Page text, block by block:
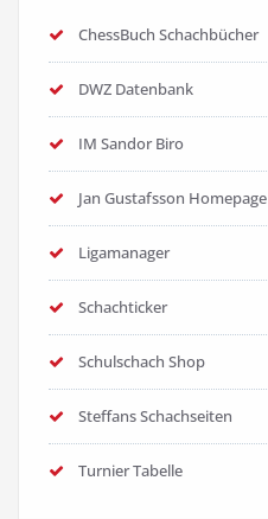
ChessBuch Schachbücher
DWZ Datenbank
IM Sandor Biro
Jan Gustafsson Homepage
Ligamanager
Schachticker
Schulschach Shop
Steffans Schachseiten
Turnier Tabelle